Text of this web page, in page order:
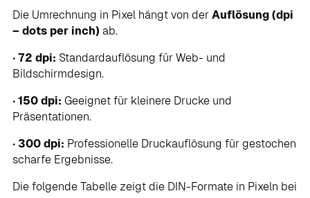
Die Umrechnung in Pixel hängt von derAuflösung (dpi
– dots per inch) ab.
•72 dpi: Standardauflösung für Web- und
Bildschirmdesign.
•150 dpi: Geeignet für kleinere Drucke und
Präsentationen.
•300 dpi: Professionelle Druckauflösung für gestochen
scharfe Ergebnisse.
Die folgende Tabelle zeigt die DIN-Formate in Pixeln bei